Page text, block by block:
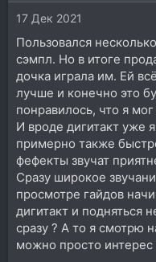
17 Дек 2021
Пользовался
сэмпл. Но в итоге
дочка играла им. Ей
лучше и конечно это
понравилось, что я
И вроде дигитакт уже
примерно также
фефекты звучат
Сразу широкое
просмотре гайдов
дигитакт и подняться
сразу ? А то я смотрю
можно просто интерес